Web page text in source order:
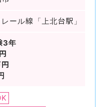
ール線「上北台駅」
3年